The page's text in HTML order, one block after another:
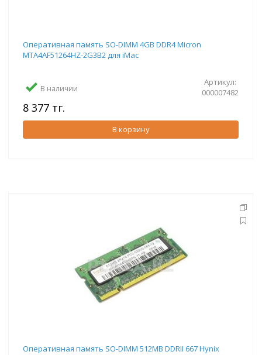
Оперативная память SO-DIMM 4GB DDR4 Micron
MTA4AF51264HZ-2G3B2 для iMac
В наличии
Артикул:
000007482
8 377 тг.
В корзину
Оперативная память SO-DIMM 512MB DDRII 667 Hynix